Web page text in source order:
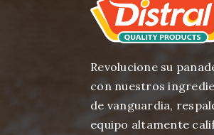
Revolucione su
con nuestros
de vanguardia,
equipo altamente